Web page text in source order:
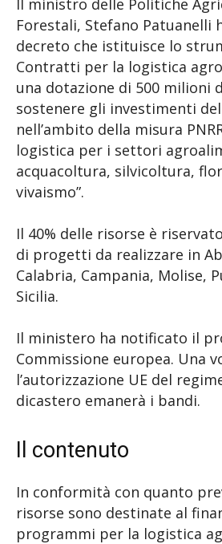
Il ministro delle Politiche
Forestali, Stefano Patuanelli
decreto che istituisce lo
Contratti per la logistica
una dotazione di 500 milioni
sostenere gli investimenti
nell’ambito della misura
logistica per i settori
acquacoltura, silvicoltura,
vivaismo”.
Il 40% delle risorse è
di progetti da realizzare in
Calabria, Campania, Molise,
Sicilia.
Il ministero ha notificato il
Commissione europea. Una
l’autorizzazione UE del
dicastero emanerà i bandi.
Il contenuto
In conformità con quanto
risorse sono destinate al
programmi per la logistica